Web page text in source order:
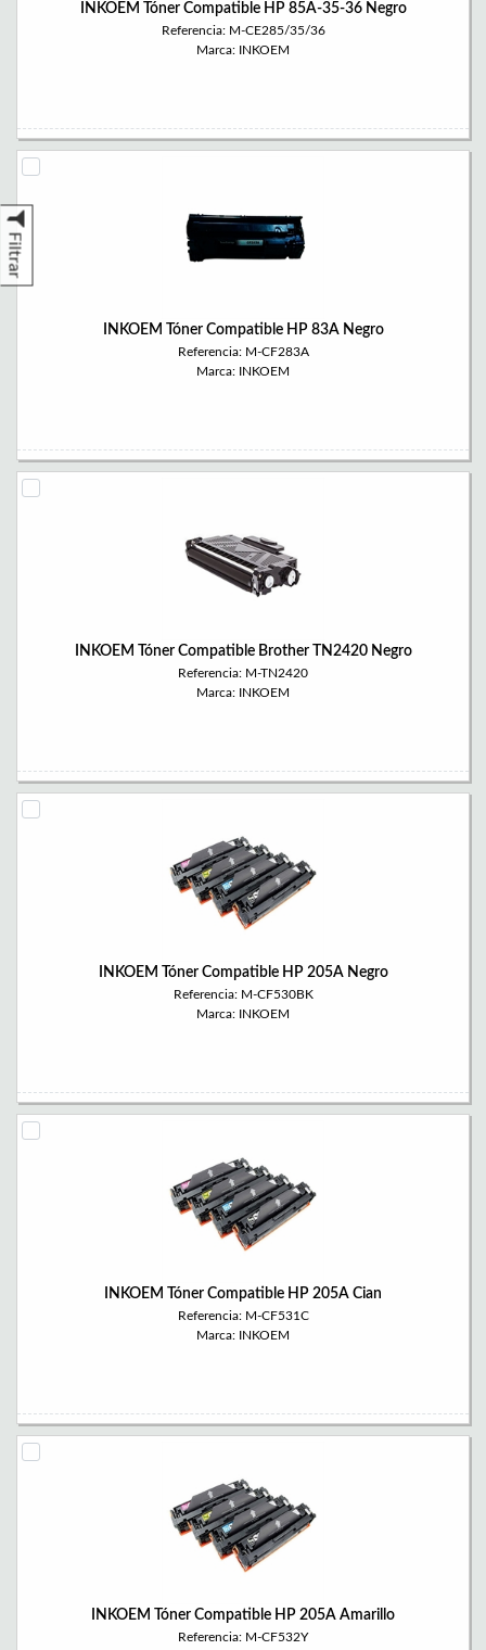
Filtrar
INKOEM Tóner Compatible HP 85A-35-36 Negro
Referencia: M-CE285/35/36
Marca: INKOEM
INKOEM Tóner Compatible HP 83A Negro
Referencia: M-CF283A
Marca: INKOEM
INKOEM Tóner Compatible Brother TN2420 Negro
Referencia: M-TN2420
Marca: INKOEM
INKOEM Tóner Compatible HP 205A Negro
Referencia: M-CF530BK
Marca: INKOEM
INKOEM Tóner Compatible HP 205A Cian
Referencia: M-CF531C
Marca: INKOEM
INKOEM Tóner Compatible HP 205A Amarillo
Referencia: M-CF532Y